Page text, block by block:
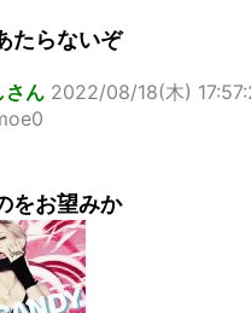
たらないぞ
さん 2022/08/18(木)
をお望みか